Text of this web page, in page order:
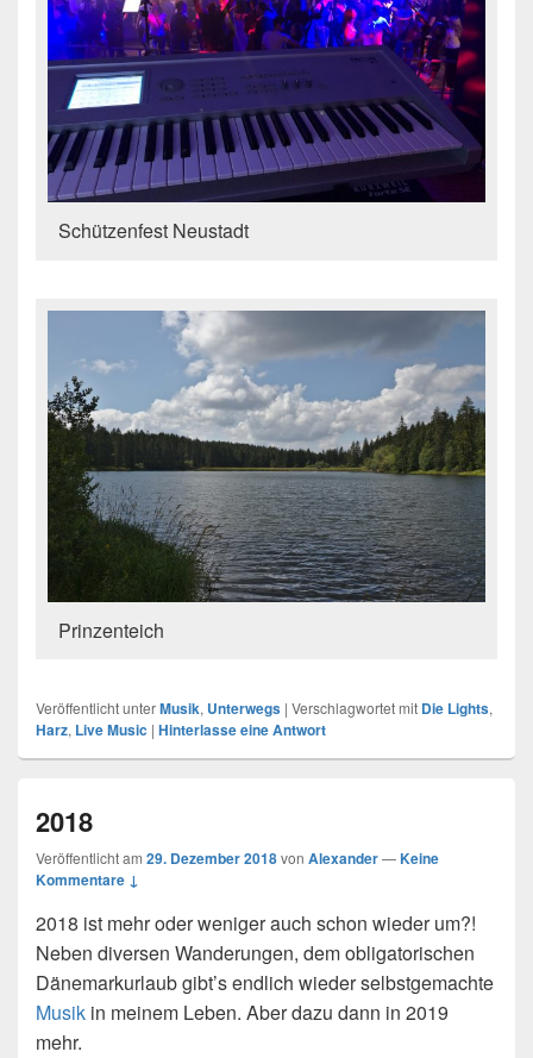
Schützenfest Neustadt
Prinzenteich
Veröffentlicht unterMusik, Unterwegs | Verschlagwortet mit Die Lights,
Harz, Live Music | Hinterlasse eine Antwort
2018
Veröffentlicht am 29. Dezember 2018von Alexander—Keine
Kommentare ↓
2018 ist mehr oder weniger auch schon wieder um?!
Neben diversen Wanderungen, dem obligatorischen
Dänemarkurlaub gibt’s endlich wieder selbstgemachte
Musik in meinem Leben. Aber dazu dann in 2019
mehr.